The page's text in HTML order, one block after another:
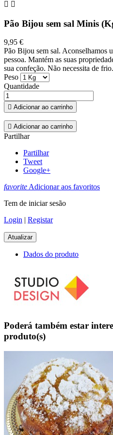
 
Pão Bijou sem sal Minis
9,95 €
Pão Bijou sem sal. Aconselhamos
pessoa. Mantém as suas
sua confeção. Não necessita de frio.
Peso
Quantidade
 Adicionar ao carrinho
 Adicionar ao carrinho
Partilhar
Partilhar
Tweet
Google+
favoriteAdicionar aos favoritos
Tem de iniciar sesão
Login | Registar
Dados do produto
Poderá também estar
produto(s)